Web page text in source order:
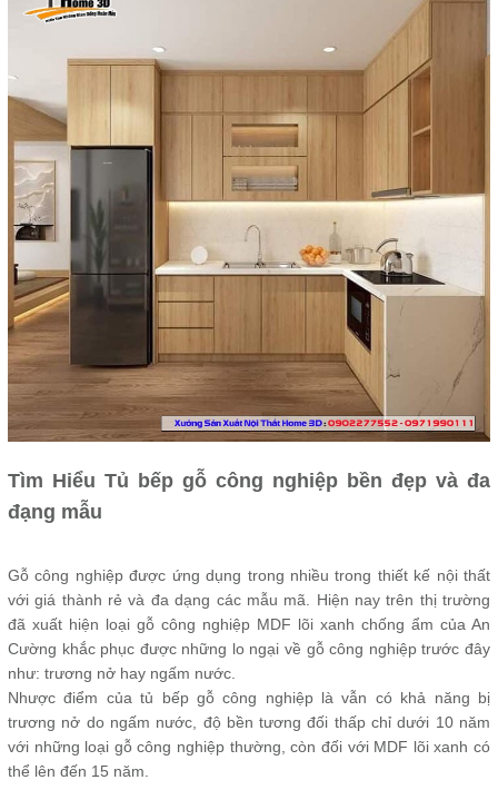
Tìm Hiểu Tủ bếp gỗ công nghiệp bền đẹp và đa
đạng mẫu
Gỗ công nghiệp được ứng dụng trong nhiều trong thiết kế nội thất
với giá thành rẻ và đa dạng các mẫu mã. Hiện nay trên thị trường
đã xuất hiện loại gỗ công nghiệp MDF lõi xanh chống ẩm của An
Cường khắc phục được những lo ngại về gỗ công nghiệp trước đây
như: trương nở hay ngấm nước.
Nhược điểm của tủ bếp gỗ công nghiệp là vẫn có khả năng bị
trương nở do ngấm nước, độ bền tương đối thấp chỉ dưới 10 năm
với những loại gỗ công nghiệp thường, còn đối với MDF lõi xanh có
thể lên đến 15 năm.